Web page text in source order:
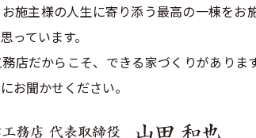
施主様の人生に寄り添う最高の一棟をお
っています。
店だからこそ、できる家づくりがありま
お聞かせください。